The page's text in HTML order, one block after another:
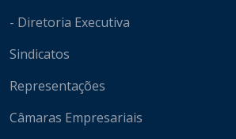
- Diretoria Executiva
Sindicatos
Representações
Câmaras Empresariais